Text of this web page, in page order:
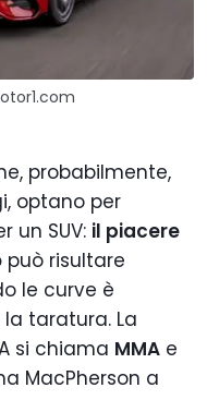
probabilmente,
optano per
un SUV: il piacere
può risultare
le curve è
taratura. La
si chiama MMA e
MacPherson a